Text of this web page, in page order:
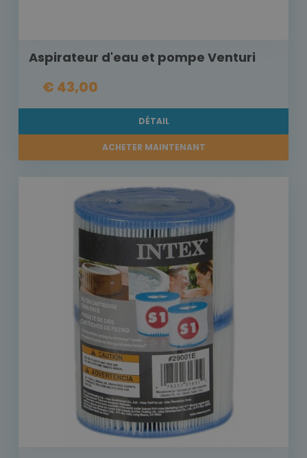
Aspirateur d'eau et pompe Venturi
€ 43,00
DÉTAIL
ACHETER MAINTENANT